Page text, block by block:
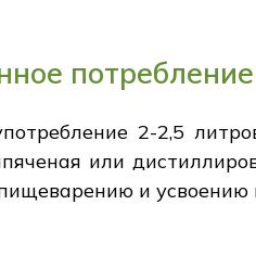
2-2,5
или
и